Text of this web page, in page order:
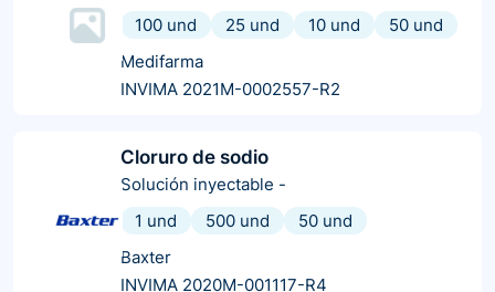
100 und
25 und 10 und
50 und
Medifarma
INVIMA 2021M-0002557-R2
Cloruro de sodio
Solución inyectable -
1 und
500 und
50 und
Baxter
INVIMA 2020M-001117-R4